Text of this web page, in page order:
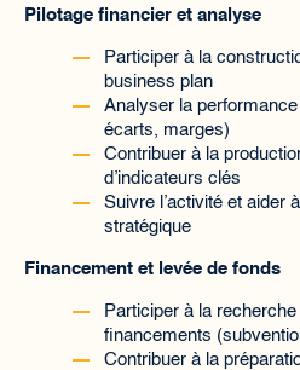
Pilotage financier et analyse
Participer à la
business plan
Analyser la
écarts, marges)
Contribuer à la
d’indicateurs clés
Suivre l’activité et aider
stratégique
Financement et levée de fonds
Participer à la
financements
Contribuer à la